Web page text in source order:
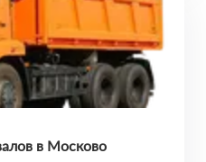
в Москово